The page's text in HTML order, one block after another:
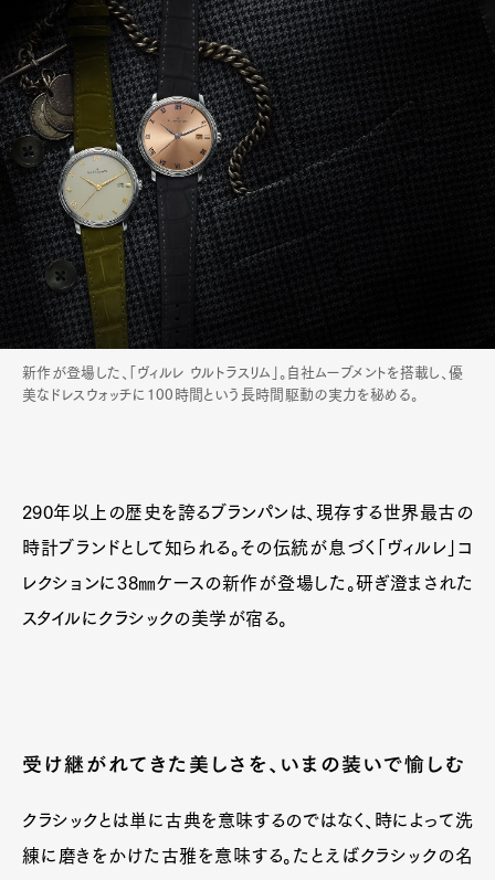
新作が登場した、「ヴィルレ ウルトラスリム」。自社ムーブメントを搭載し、優
美なドレスウォッチに100時間という長時間駆動の実力を秘める。
290年以上の歴史を誇るブランパンは、現存する世界最古の
時計ブランドとして知られる。その伝統が息づく「ヴィルレ」コ
レクションに38㎜ケースの新作が登場した。研ぎ澄まされた
スタイルにクラシックの美学が宿る。
受け継がれてきた美しさを、いまの装いで愉しむ
クラシックとは単に古典を意味するのではなく、時によって洗
練に磨きをかけた古雅を意味する。たとえばクラシックの名